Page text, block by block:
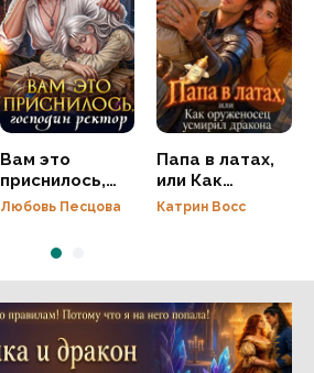
Вам это
приснилось,
господин
Любовь Песцова
Папа в латах,
или Как
оруженосец
Катрин Восс